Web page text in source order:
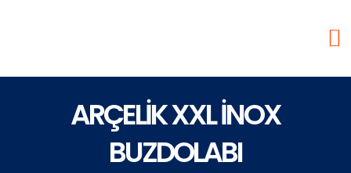
ARÇELİK XXL İNOX
BUZDOLABI